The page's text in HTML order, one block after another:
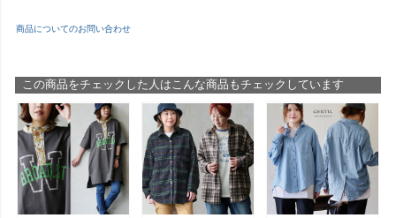
商品についてのお問い合わせ
この商品をチェックした人はこんな商品もチェックしています